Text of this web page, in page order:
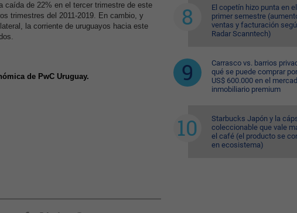
caída de 22% en el tercer trimestre de este
trimestres del 2011-2019. En cambio, y
la corriente de uruguayos hacia este
de PwC Uruguay.
El copetín hizo punta en el
primer semestre
ventas y facturación
Radar Scanntech)
Carrasco vs. barrios
qué se puede comprar
US$ 600.000 en el
inmobiliario premium
Starbucks Japón y la
coleccionable que vale
el café (el producto se
en ecosistema)